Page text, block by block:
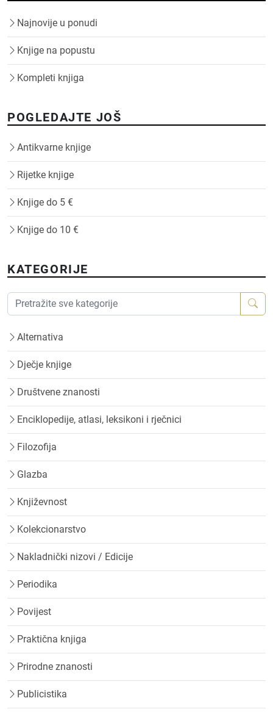
Najnovije u ponudi
Knjige na popustu
Kompleti knjiga
POGLEDAJTE JOŠ
Antikvarne knjige
Rijetke knjige
Knjige do 5 €
Knjige do 10 €
KATEGORIJE
Alternativa
Dječje knjige
Društvene znanosti
Enciklopedije, atlasi, leksikoni i rječnici
Filozofija
Glazba
Književnost
Kolekcionarstvo
Nakladnički nizovi / Edicije
Periodika
Povijest
Praktična knjiga
Prirodne znanosti
Publicistika